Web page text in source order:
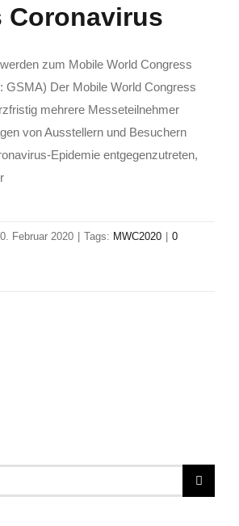
Coronavirus
zum Mobile World Congress
GSMA) Der Mobile World Congress
mehrere Messeteilnehmer
von Ausstellern und Besuchern
Epidemie entgegenzutreten,
Februar 2020 Tags: MWC2020
0